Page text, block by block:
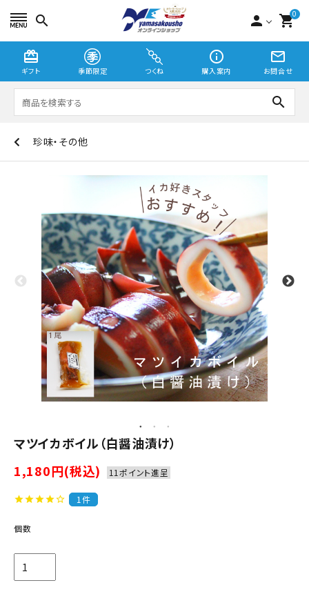
search person 0
shopping_cart
card_giftcard
ギフト 季節限定 つくね
info_outline
購入案内
mail_outline
お問合せ
search
つくね
季節限定
贈り物
珍味・その他
マツイカボイル（白醤油漬け）
1,180円(税込)
11ポイント進呈
starstarstarstarstar_outline 1件
個数